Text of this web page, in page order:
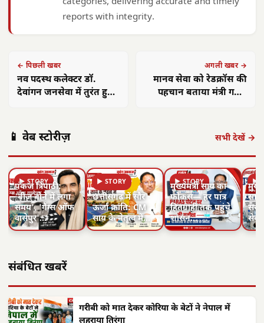
reports with integrity.
← पिछली खबर
नव पदस्थ कलेक्टर डॉ.
देवांगन जनसेवा में तुरंत हुए
अगली खबर →
मानव सेवा को रेडक्रॉस की
पहचान बताया मंत्री गजेंद्र
📱 वेब स्टोरीज़ सभी देखें →
▶ STORY
पंकज त्रिपाठी:
'बीज बोने में लगा
समय', 'गैंग्स ऑफ
वासेपुर'…
▶ STORY
छत्तीसगढ़ में सौर
ऊर्जा क्रांति: CM
साय के नेतृत्व में…
▶ STORY
मुख्यमंत्री साय का
फोकस— हर पात्र
हितग्राही तक पहुंचे
शासन…
▶
संबंधित खबरें
गरीबी को मात देकर कोरिया के बेटों ने नेपाल में